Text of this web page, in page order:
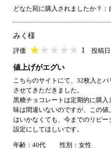
どなた宛に購入されましたか？：
みく様
評価 ★★★★★
★★★★★ 1 投稿
値上げがエグい
こちらのサイトにて、32枚入と
させてきただきました。
黒糖チョコレートは定期的に購入
味は間違いないのですが、この
はいかなくても、今までのリピ
設定にしてほしいです。
年齢：40代
性別：女性